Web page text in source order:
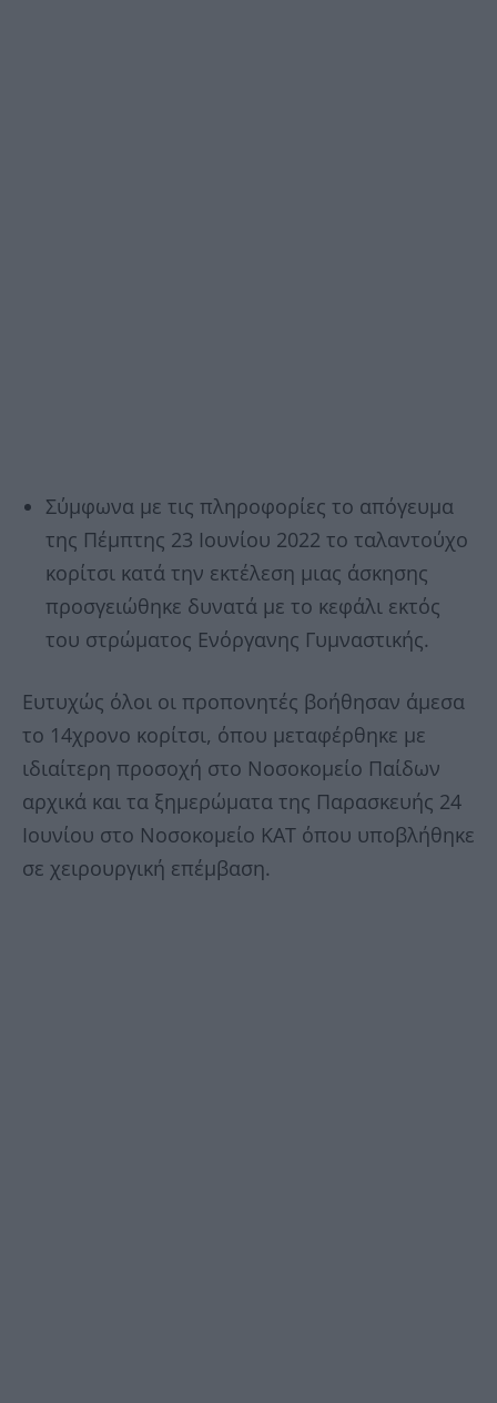
Σύμφωνα με τις πληροφορίες το απόγευμα
της Πέμπτης 23 Ιουνίου 2022 το ταλαντούχο
κορίτσι κατά την εκτέλεση μιας άσκησης
προσγειώθηκε δυνατά με το κεφάλι εκτός
του στρώματος Ενόργανης Γυμναστικής.
Ευτυχώς όλοι οι προπονητές βοήθησαν άμεσα
το 14χρονο κορίτσι, όπου μεταφέρθηκε με
ιδιαίτερη προσοχή στο Νοσοκομείο Παίδων
αρχικά και τα ξημερώματα της Παρασκευής 24
Ιουνίου στο Νοσοκομείο ΚΑΤ όπου υποβλήθηκε
σε χειρουργική επέμβαση.